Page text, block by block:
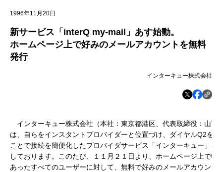
1996年11月20日
新サービス「interQ my-mail」あす始動。
ホームページ上で好みのメールアカウントを無料
発行
インターキュー株式会社
インターキュー株式会社（本社：東京都港区、代表取締役：山下
は、自らをインスタントプロバイダーと位置づけ、ダイヤルQ2を
ことで接続を簡便化したプロバイダサービス「インターキュー」を
しております。このたび、１１月２１日より、ホームページ上で申
あったすべてのユーザーに対して、無料で好みのメールアカウント